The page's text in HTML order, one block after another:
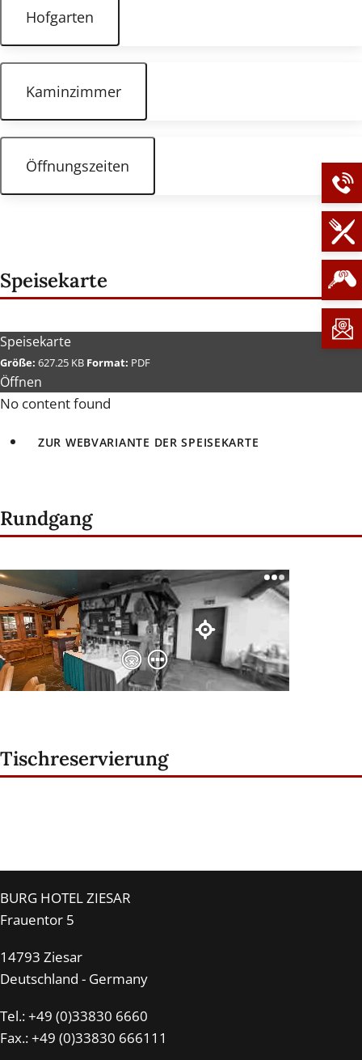
Hofgarten
Kaminzimmer
Öffnungszeiten
Speisekarte
Speisekarte
Größe: 627.25 KB Format: PDF
Öffnen
No content found
ZUR WEBVARIANTE DER SPEISEKARTE
Rundgang
Tischreservierung
BURG HOTEL ZIESAR
Frauentor 5
14793 Ziesar
Deutschland - Germany
Tel.: +49 (0)33830 6660
Fax.: +49 (0)33830 666111